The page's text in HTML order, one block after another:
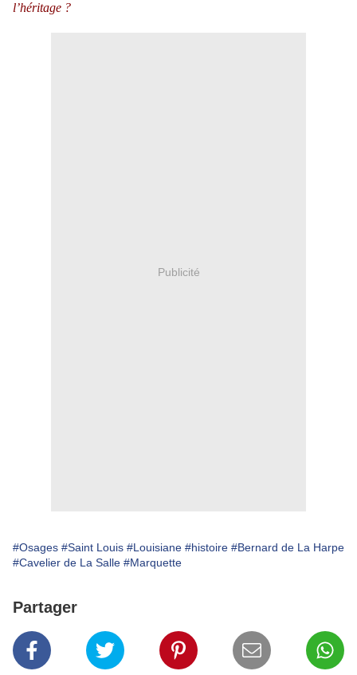
l’héritage ?
Publicité
#Osages #Saint Louis #Louisiane #histoire #Bernard de La Harpe
#Cavelier de La Salle #Marquette
Partager